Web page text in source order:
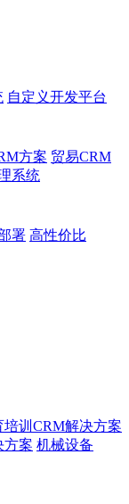
自定义开发平台
方案 贸易CRM
系统
署 高性价比
培训CRM解决方案
方案 机械设备